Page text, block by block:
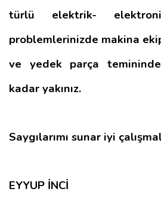
türlü elektrik-
problemlerinizde makina
ve yedek parça
kadar yakınız.
Saygılarımı sunar iyi
EYYUP İNCİ